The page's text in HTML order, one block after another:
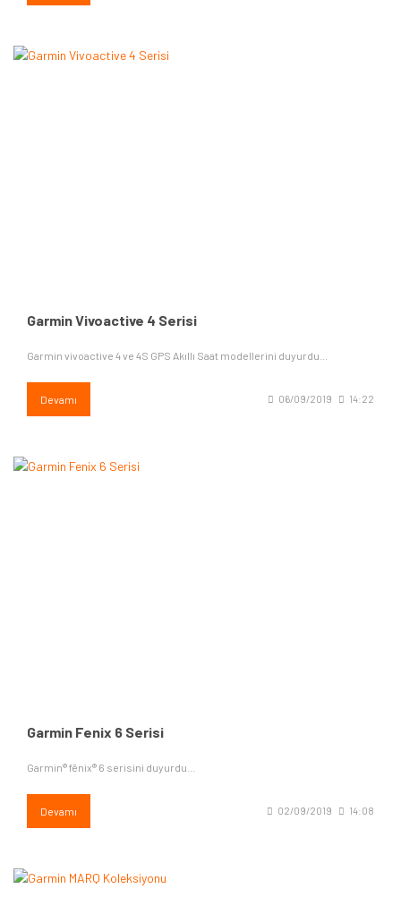
Garmin Vivoactive 4 Serisi
Garmin vivoactive 4 ve 4S GPS Akıllı Saat modellerini duyurdu...
Devamı 06/09/2019 14:22
Garmin Fenix 6 Serisi
Garmin® fēnix® 6 serisini duyurdu...
Devamı 02/09/2019 14:08